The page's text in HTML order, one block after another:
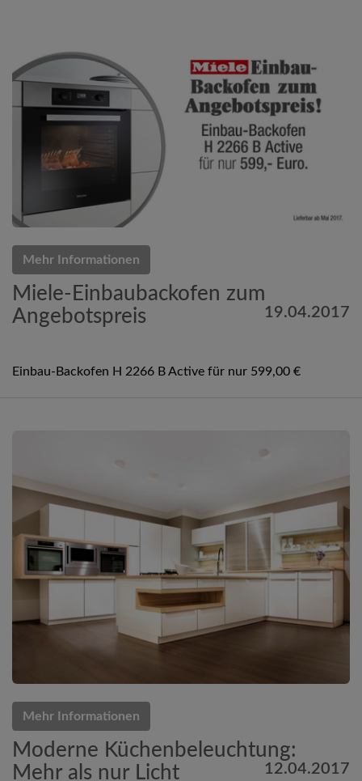
Mehr Informationen
Miele-Einbaubackofen zum
Angebotspreis
19.04.2017
Einbau-Backofen H 2266 B Active für nur 599,00 €
Mehr Informationen
Moderne Küchenbeleuchtung:
Mehr als nur Licht
12.04.2017